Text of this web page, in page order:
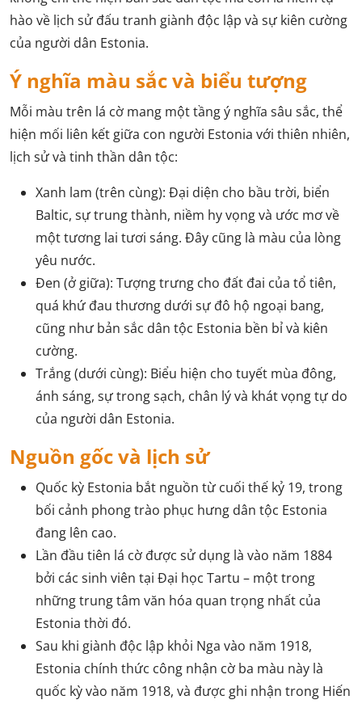
hào về lịch sử đấu tranh giành độc lập và sự kiên cường
của người dân Estonia.
Ý nghĩa màu sắc và biểu tượng
Mỗi màu trên lá cờ mang một tầng ý nghĩa sâu sắc, thể
hiện mối liên kết giữa con người Estonia với thiên nhiên,
lịch sử và tinh thần dân tộc:
Xanh lam (trên cùng): Đại diện cho bầu trời, biển
Baltic, sự trung thành, niềm hy vọng và ước mơ về
một tương lai tươi sáng. Đây cũng là màu của lòng
yêu nước.
Đen (ở giữa): Tượng trưng cho đất đai của tổ tiên,
quá khứ đau thương dưới sự đô hộ ngoại bang,
cũng như bản sắc dân tộc Estonia bền bỉ và kiên
cường.
Trắng (dưới cùng): Biểu hiện cho tuyết mùa đông,
ánh sáng, sự trong sạch, chân lý và khát vọng tự do
của người dân Estonia.
Nguồn gốc và lịch sử
Quốc kỳ Estonia bắt nguồn từ cuối thế kỷ 19, trong
bối cảnh phong trào phục hưng dân tộc Estonia
đang lên cao.
Lần đầu tiên lá cờ được sử dụng là vào năm 1884
bởi các sinh viên tại Đại học Tartu – một trong
những trung tâm văn hóa quan trọng nhất của
Estonia thời đó.
Sau khi giành độc lập khỏi Nga vào năm 1918,
Estonia chính thức công nhận cờ ba màu này là
quốc kỳ vào năm 1918, và được ghi nhận trong Hiến